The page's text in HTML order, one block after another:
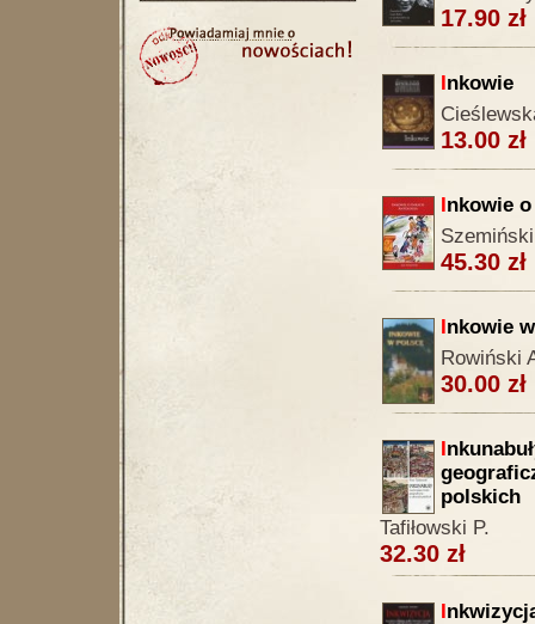
17.90 zł
Inkowie
13.00 zł
Inkowie
45.30 zł
Inkowie
Rowiński
30.00 zł
I
polskich
Tafiłowski P.
32.30 zł
I